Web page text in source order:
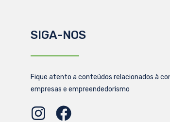
SIGA-NOS
Fique atento a conteúdos relacionados à
empresas e empreendedorismo